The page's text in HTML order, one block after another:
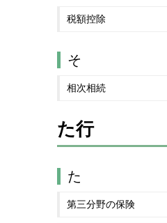
税額控除
そ
相次相続
た行
た
第三分野の保険